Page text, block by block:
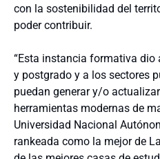
con la sostenibilidad del
poder contribuir.
“Esta instancia formativa dio
y postgrado y a los sectores
puedan generar y/o
herramientas modernas de
Universidad Nacional
rankeada como la mejor de